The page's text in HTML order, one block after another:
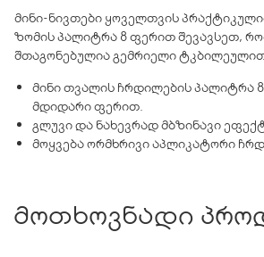
მინი-ნივთები ყოველთვის
ზომის პალიტრა 8 ფერით შევავსეთ,
შთაგონებულია გემრიელი
მინი თვალის ჩრდილების პალიტრა
მდიდარი ფერით.
გლუვი და ნახევრად მბზინავი
მოყვება ორმხრივი აპლიკატორი
მოთხოვნადი